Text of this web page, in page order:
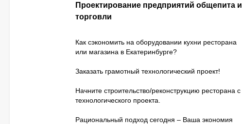
Проектирование предприятий общепита и
торговли
Как сэкономить на оборудовании кухни ресторана
или магазина в Екатеринбурге?
Заказать грамотный технологический проект!
Начните строительство/реконструкцию ресторана с
технологического проекта.
Рациональный подход сегодня – Ваша экономия